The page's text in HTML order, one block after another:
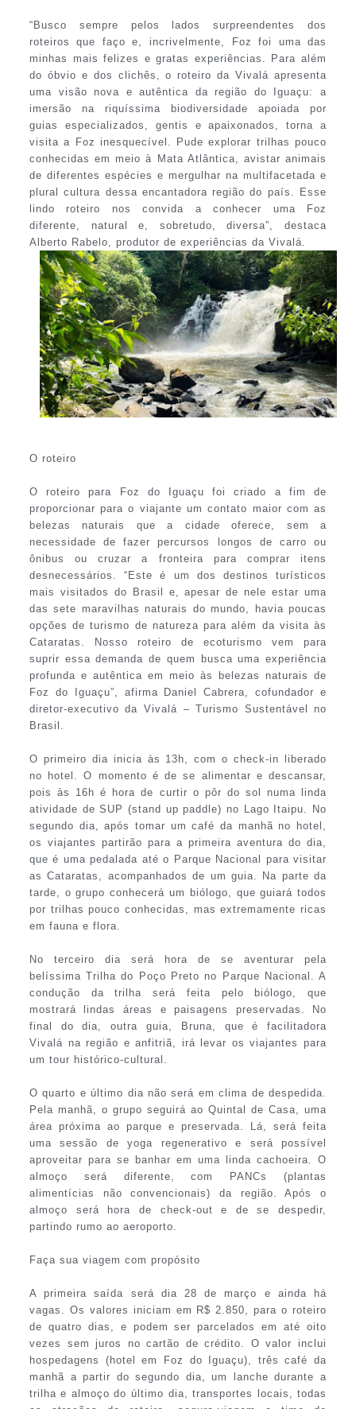
“Busco sempre pelos lados surpreendentes dos
roteiros que faço e, incrivelmente, Foz foi uma das
minhas mais felizes e gratas experiências. Para além
do óbvio e dos clichês, o roteiro da Vivalá apresenta
uma visão nova e autêntica da região do Iguaçu: a
imersão na riquíssima biodiversidade apoiada por
guias especializados, gentis e apaixonados, torna a
visita a Foz inesquecível. Pude explorar trilhas pouco
conhecidas em meio à Mata Atlântica, avistar animais
de diferentes espécies e mergulhar na multifacetada e
plural cultura dessa encantadora região do país. Esse
lindo roteiro nos convida a conhecer uma Foz
diferente, natural e, sobretudo, diversa”, destaca
Alberto Rabelo, produtor de experiências da Vivalá.
O roteiro
O roteiro para Foz do Iguaçu foi criado a fim de
proporcionar para o viajante um contato maior com as
belezas naturais que a cidade oferece, sem a
necessidade de fazer percursos longos de carro ou
ônibus ou cruzar a fronteira para comprar itens
desnecessários. “Este é um dos destinos turísticos
mais visitados do Brasil e, apesar de nele estar uma
das sete maravilhas naturais do mundo, havia poucas
opções de turismo de natureza para além da visita às
Cataratas. Nosso roteiro de ecoturismo vem para
suprir essa demanda de quem busca uma experiência
profunda e autêntica em meio às belezas naturais de
Foz do Iguaçu”, afirma Daniel Cabrera, cofundador e
diretor-executivo da Vivalá – Turismo Sustentável no
Brasil.
O primeiro dia inicia às 13h, com o check-in liberado
no hotel. O momento é de se alimentar e descansar,
pois às 16h é hora de curtir o pôr do sol numa linda
atividade de SUP (stand up paddle) no Lago Itaipu. No
segundo dia, após tomar um café da manhã no hotel,
os viajantes partirão para a primeira aventura do dia,
que é uma pedalada até o Parque Nacional para visitar
as Cataratas, acompanhados de um guia. Na parte da
tarde, o grupo conhecerá um biólogo, que guiará todos
por trilhas pouco conhecidas, mas extremamente ricas
em fauna e flora.
No terceiro dia será hora de se aventurar pela
belíssima Trilha do Poço Preto no Parque Nacional. A
condução da trilha será feita pelo biólogo, que
mostrará lindas áreas e paisagens preservadas. No
final do dia, outra guia, Bruna, que é facilitadora
Vivalá na região e anfitriã, irá levar os viajantes para
um tour histórico-cultural.
O quarto e último dia não será em clima de despedida.
Pela manhã, o grupo seguirá ao Quintal de Casa, uma
área próxima ao parque e preservada. Lá, será feita
uma sessão de yoga regenerativo e será possível
aproveitar para se banhar em uma linda cachoeira. O
almoço será diferente, com PANCs (plantas
alimentícias não convencionais) da região. Após o
almoço será hora de check-out e de se despedir,
partindo rumo ao aeroporto.
Faça sua viagem com propósito
A primeira saída será dia 28 de março e ainda há
vagas. Os valores iniciam em R$ 2.850, para o roteiro
de quatro dias, e podem ser parcelados em até oito
vezes sem juros no cartão de crédito. O valor inclui
hospedagens (hotel em Foz do Iguaçu), três café da
manhã a partir do segundo dia, um lanche durante a
trilha e almoço do último dia, transportes locais, todas